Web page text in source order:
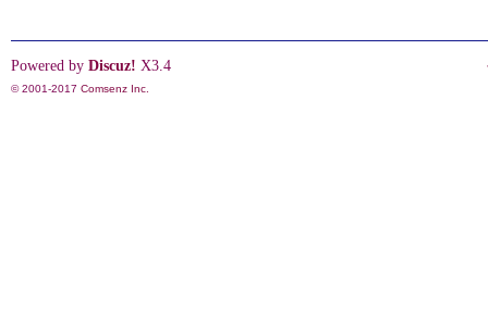
Powered by Discuz! X3.4
© 2001-2017 Comsenz Inc.